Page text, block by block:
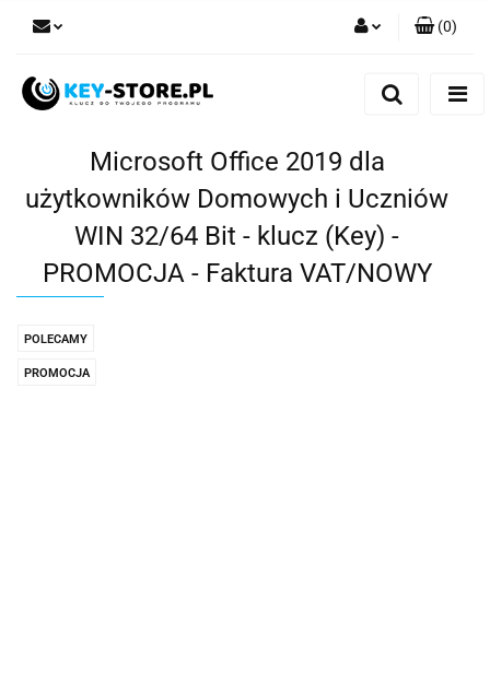
Dodaj zgłoszenie
(0)
Microsoft Office 2019 dla
użytkowników Domowych i Uczniów
WIN 32/64 Bit - klucz (Key) -
PROMOCJA - Faktura VAT/NOWY
POLECAMY
PROMOCJA